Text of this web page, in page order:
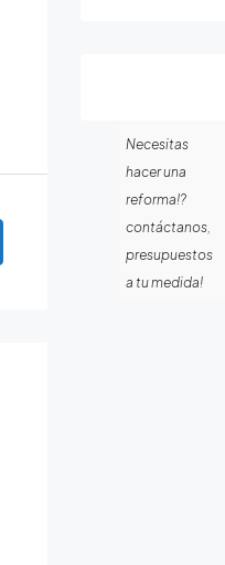
Necesitas
hacer una
reforma!?
contáctanos,
presupuestos
a tu medida!